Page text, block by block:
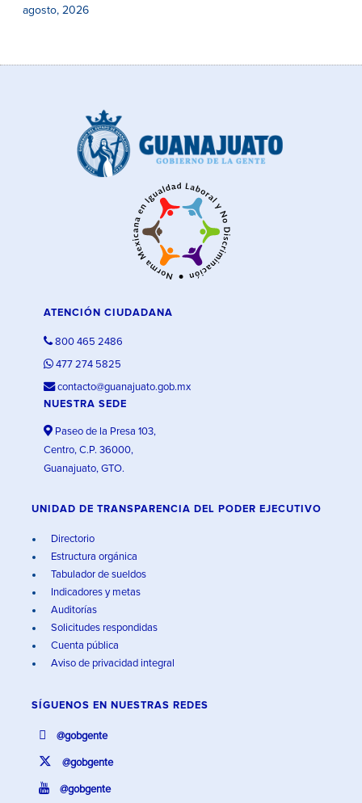
agosto, 2026
ATENCIÓN CIUDADANA
800 465 2486
477 274 5825
contacto@guanajuato.gob.mx
NUESTRA SEDE
Paseo de la Presa 103,
Centro, C.P. 36000,
Guanajuato, GTO.
UNIDAD DE TRANSPARENCIA DEL PODER EJECUTIVO
Directorio
Estructura orgánica
Tabulador de sueldos
Indicadores y metas
Auditorías
Solicitudes respondidas
Cuenta pública
Aviso de privacidad integral
SÍGUENOS EN NUESTRAS REDES
@gobgente
@gobgente
@gobgente